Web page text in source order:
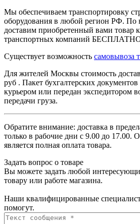
Мы обеспечиваем транспортировку
оборудования в любой регион РФ.
доставим приобретенный вами товар
транспортных компаний
Существует возможность самовывоза
Для жителей Москвы стоимость
руб . Пакет бухгалтерских документов
курьером или передан экспедитором
передачи груза.
Обратите внимание: доставка в
только в рабочие дни с 9.00 до 17.00.
является полная оплата товара.
Задать вопрос о товаре
Вы можете задать любой
товару или работе магазина.
Наши квалифицированные
помогут.